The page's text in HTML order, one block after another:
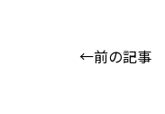
←前の記事